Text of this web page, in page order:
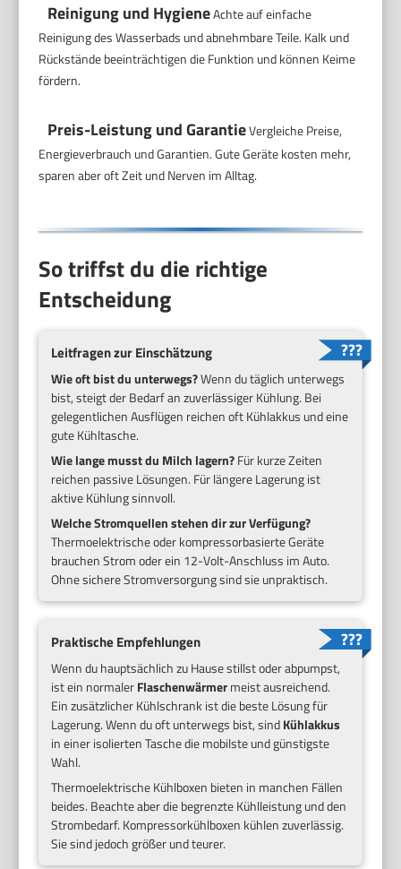
Reinigung und HygieneAchte auf einfache
Reinigung des Wasserbads und abnehmbare Teile. Kalk und
Rückstände beeinträchtigen die Funktion und können Keime
fördern.
Preis-Leistung und GarantieVergleiche Preise,
Energieverbrauch und Garantien. Gute Geräte kosten mehr,
sparen aber oft Zeit und Nerven im Alltag.
So triffst du die richtige
Entscheidung
Leitfragen zur Einschätzung
Wie oft bist du unterwegs?Wenn du täglich unterwegs
bist, steigt der Bedarf an zuverlässiger Kühlung. Bei
gelegentlichen Ausflügen reichen oft Kühlakkus und eine
gute Kühltasche.
Wie lange musst du Milch lagern?Für kurze Zeiten
reichen passive Lösungen. Für längere Lagerung ist
aktive Kühlung sinnvoll.
Welche Stromquellen stehen dir zur Verfügung?
Thermoelektrische oder kompressorbasierte Geräte
brauchen Strom oder ein 12-Volt-Anschluss im Auto.
Ohne sichere Stromversorgung sind sie unpraktisch.
Praktische Empfehlungen
Wenn du hauptsächlich zu Hause stillst oder abpumpst,
ist ein normalerFlaschenwärmermeist ausreichend.
Ein zusätzlicher Kühlschrank ist die beste Lösung für
Lagerung. Wenn du oft unterwegs bist, sindKühlakkus
in einer isolierten Tasche die mobilste und günstigste
Wahl.
Thermoelektrische Kühlboxen bieten in manchen Fällen
beides. Beachte aber die begrenzte Kühlleistung und den
Strombedarf. Kompressorkühlboxen kühlen zuverlässig.
Sie sind jedoch größer und teurer.